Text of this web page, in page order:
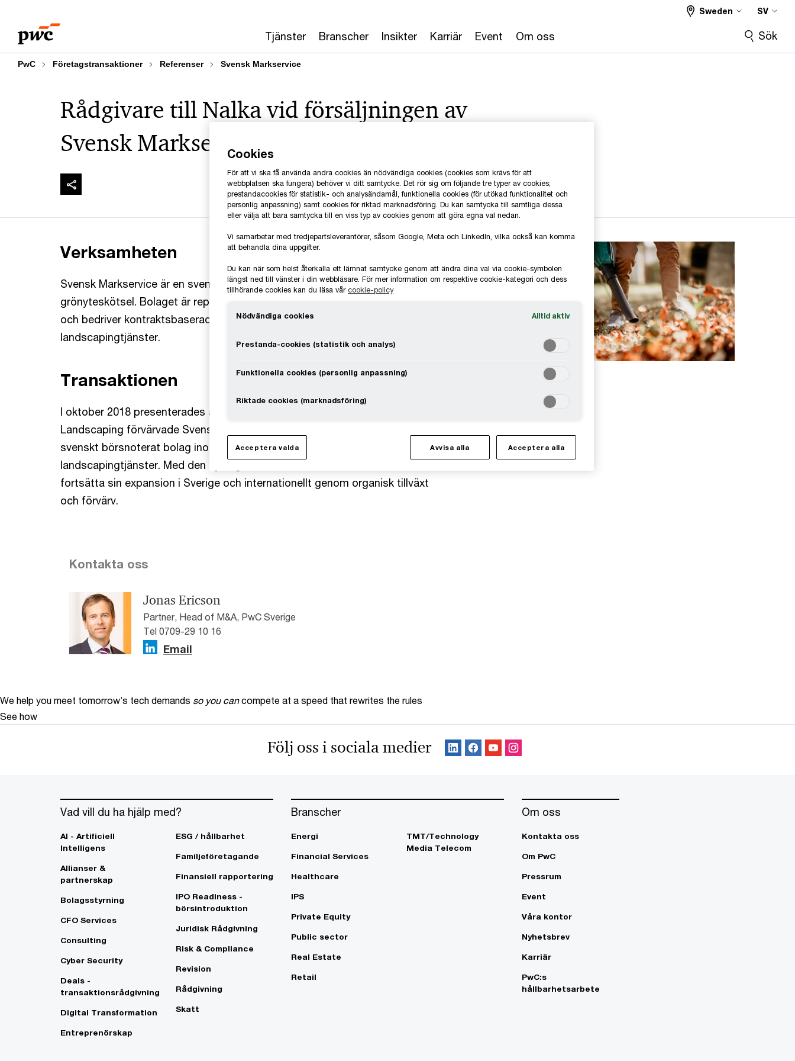
content
footer
Tjänster Branscher Insikter Karriär Event Om oss
Sweden SV
Sök
PwC Företagstransaktioner Referenser Svensk Markservice
Rådgivare till Nalka vid försäljningen av
Svensk Markservice till Green Landscaping
Verksamheten
Svensk Markservice är en svensk rikstäckande leverantör av
grönyteskötsel. Bolaget är representerat på över 40 orter runt om i Sverige
och bedriver kontraktsbaserad grönytesskötsel med kompletterande
landscapingtjänster.
Transaktionen
I oktober 2018 presenterades affären där Green
Landscaping förvärvade Svensk Markservice. Green Landscaping är ett
svenskt börsnoterat bolag inom grönyteskötsel- och
landscapingtjänster. Med den nya ägaren så strävar Svensk Markservice att
fortsätta sin expansion i Sverige och internationellt genom organisk tillväxt
och förvärv.
Kontakta oss
Jonas Ericson
Partner, Head of M&A, PwC Sverige
Tel 0709-29 10 16
Email
We help you meet tomorrow’s tech demands so you can compete at a speed that rewrites the rules
See how
Följ oss i sociala medier
Vad vill du ha hjälp med?
AI - Artificiell
Intelligens
Allianser &
partnerskap
Bolagsstyrning
CFO Services
Consulting
Cyber Security
Deals -
transaktionsrådgivning
Digital Transformation
Entreprenörskap
ESG / hållbarhet
Familjeföretagande
Finansiell rapportering
IPO Readiness -
börsintroduktion
Juridisk Rådgivning
Risk & Compliance
Revision
Rådgivning
Skatt
Branscher
Energi
Financial Services
Healthcare
IPS
Private Equity
Public sector
Real Estate
Retail
TMT/Technology
Media Telecom
Om oss
Kontakta oss
Om PwC
Pressrum
Event
Våra kontor
Nyhetsbrev
Karriär
PwC:s
hållbarhetsarbete
Cookies
För att vi ska få använda andra cookies än nödvändiga cookies (cookies som krävs för att
webbplatsen ska fungera) behöver vi ditt samtycke. Det rör sig om följande tre typer av cookies;
prestandacookies för statistik- och analysändamål, funktionella cookies (för utökad funktionalitet och
personlig anpassning) samt cookies för riktad marknadsföring. Du kan samtycka till samtliga dessa
eller välja att bara samtycka till en viss typ av cookies genom att göra egna val nedan.
Vi samarbetar med tredjepartsleverantörer, såsom Google, Meta och LinkedIn, vilka också kan komma
att behandla dina uppgifter.
Du kan när som helst återkalla ett lämnat samtycke genom att ändra dina val via cookie-symbolen
längst ned till vänster i din webbläsare. För mer information om respektive cookie-kategori och dess
tillhörande cookies kan du läsa vår cookie-policy
Nödvändiga cookies Alltid aktiv
Prestanda-cookies (statistik och analys)
Funktionella cookies (personlig anpassning)
Riktade cookies (marknadsföring)
Acceptera valda Avvisa alla Acceptera alla